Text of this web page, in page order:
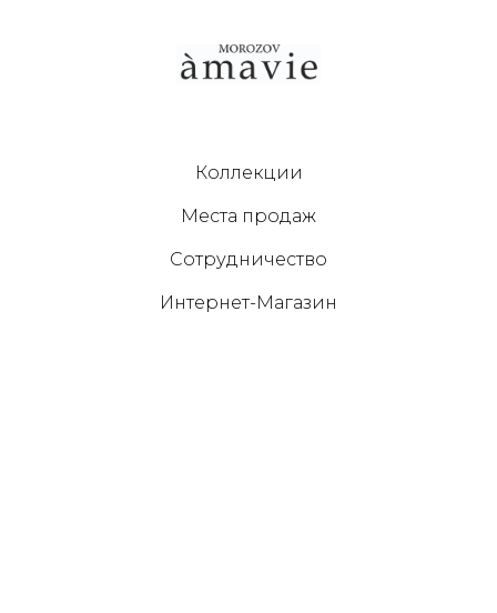
Коллекции
Места продаж
Сотрудничество
Интернет-Магазин